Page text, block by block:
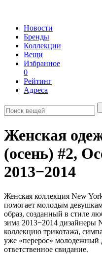
Новости
Бренды
Коллекции
Вещи
Избранное
0
Рейтинг
Адреса
Женская
(осень) #2,
2013−2014
Женская коллекция New
помогает молодым
образ, созданный в стиле
зима 2013−2014 дизайнеры
коллекцию трикотажа,
уже «перерос» молодежный
ответственное свидание.